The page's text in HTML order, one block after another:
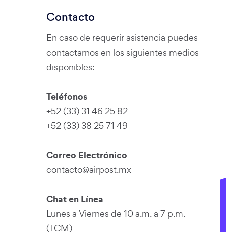
Contacto
En caso de requerir asistencia puedes
contactarnos en los siguientes medios
disponibles:
Teléfonos
+52 (33) 31 46 25 82
+52 (33) 38 25 71 49
Correo Electrónico
contacto@airpost.mx
Chat en Línea
Lunes a Viernes de 10 a.m. a 7 p.m.
(TCM)